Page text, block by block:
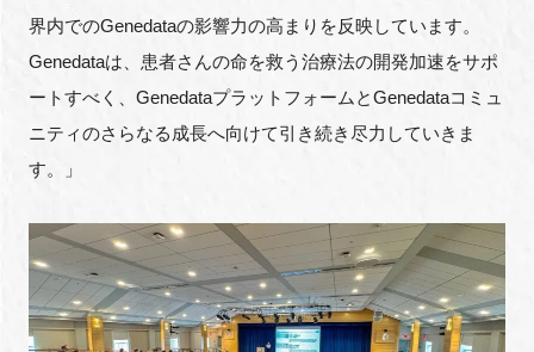
界内でのGenedataの影響力の高まりを反映しています。
Genedataは、患者さんの命を救う治療法の開発加速をサポ
ートすべく、GenedataプラットフォームとGenedataコミュ
ニティのさらなる成長へ向けて引き続き尽力していきま
す。」